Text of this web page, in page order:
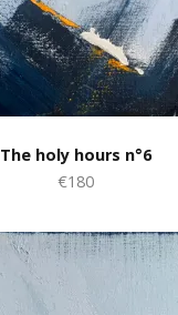
The holy hours n°6
€180